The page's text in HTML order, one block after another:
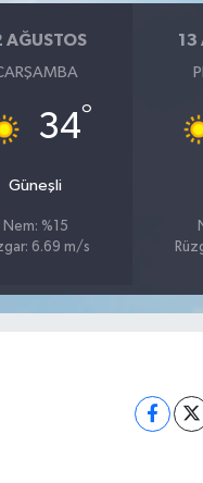
AĞUSTOS
34°
Güneşli
Nem: %15
6.69 m/s
13